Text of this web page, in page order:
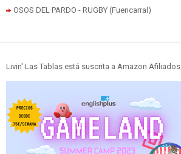
OSOS DEL PARDO - RUGBY (Fuencarral)
Livin' Las Tablas está suscrita a Amazon Afiliados